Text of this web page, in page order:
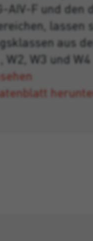
AIV-F und den
lassen
aus
W2, W3 und W4